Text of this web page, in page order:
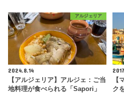
アルジェリア
2024.8.14
【アルジェリア】アルジェ：ご当
地料理が食べられる「Sapori」
【
ク